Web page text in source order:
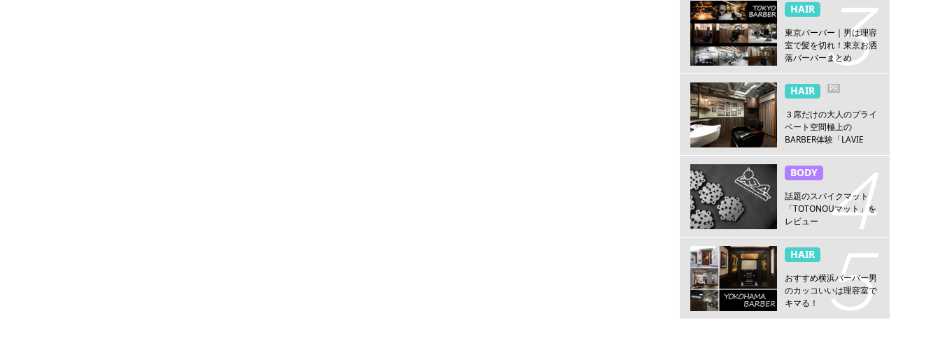
HAIR
東京バーバー｜男は理容
室で髪を切れ！東京お洒
落バーバーまとめ
HAIR PR
３席だけの大人のプライ
ベート空間極上の
BARBER体験「LAVIE
BARBER HANARE新宿
店」
BODY
話題のスパイクマット
「TOTONOUマット」を
レビュー
HAIR
おすすめ横浜バーバー男
のカッコいいは理容室で
キマる！